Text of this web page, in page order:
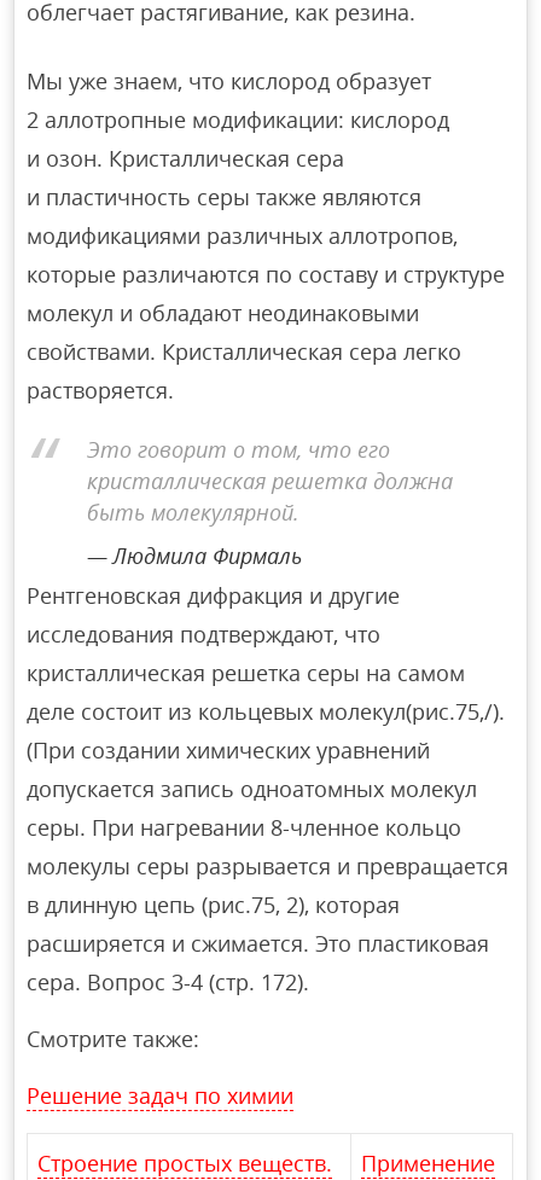
облегчает растягивание, как резина.
Мы уже знаем, что кислород образует
2 аллотропные модификации: кислород
и озон. Кристаллическая сера
и пластичность серы также являются
модификациями различных аллотропов,
которые различаются по составу и структуре
молекул и обладают неодинаковыми
свойствами. Кристаллическая сера легко
растворяется.
Это говорит о том, что его
кристаллическая решетка должна
быть молекулярной.
Людмила Фирмаль
Рентгеновская дифракция и другие
исследования подтверждают, что
кристаллическая решетка серы на самом
деле состоит из кольцевых молекул(рис.75,/).
(При создании химических уравнений
допускается запись одноатомных молекул
серы. При нагревании 8-членное кольцо
молекулы серы разрывается и превращается
в длинную цепь (рис.75, 2), которая
расширяется и сжимается. Это пластиковая
сера. Вопрос 3-4 (стр. 172).
Смотрите также:
Решение задач по химии
Строение простых веществ.
Применение